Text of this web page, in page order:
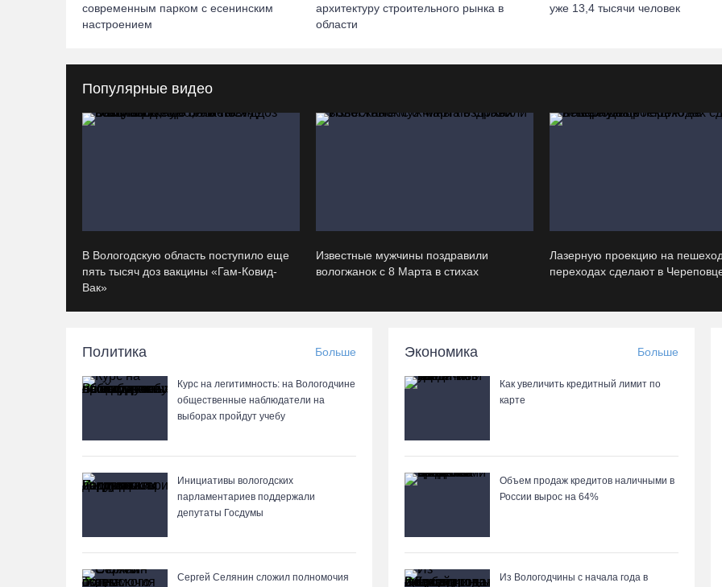
современным парком с есенинским
настроением
архитектуру строительного рынка в
области
уже 13,4 тысячи человек
Популярные видео
В Вологодскую область поступило еще
пять тысяч доз вакцины «Гам-Ковид-
Вак»
Известные мужчины поздравили
вологжанок с 8 Марта в стихах
Лазерную проекцию на
переходах сделают в
Политика Больше
Курс на легитимность: на Вологодчине
общественные наблюдатели на
выборах пройдут учебу
Инициативы вологодских
парламентариев поддержали
депутаты Госдумы
Сергей Селянин сложил полномочия
Экономика Больше
Как увеличить кредитный лимит по
карте
Объем продаж кредитов наличными в
России вырос на 64%
Из Вологодчины с начала года в